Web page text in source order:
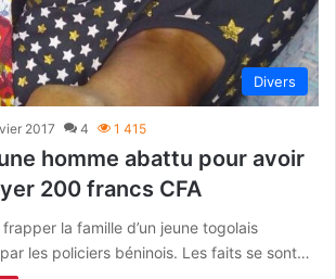
Divers
2017 4 1 415
homme abattu pour avoir
200 francs CFA
la famille d’un jeune togolais
les policiers béninois. Les faits se sont…